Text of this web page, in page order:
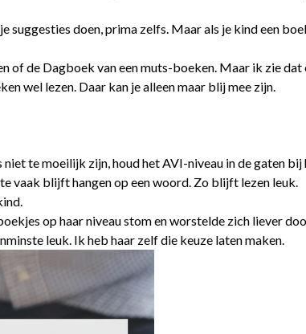
suggesties doen, prima zelfs. Maar als je kind een
de Dagboek van een muts-boeken. Maar ik zie dat
wel lezen. Daar kan je alleen maar blij mee zijn.
te moeilijk zijn, houd het AVI-niveau in de gaten bij
vaak blijft hangen op een woord. Zo blijft lezen leuk.
op haar niveau stom en worstelde zich liever
leuk. Ik heb haar zelf die keuze laten maken.